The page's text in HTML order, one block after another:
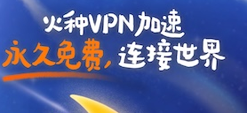
支持[0] 反对
支持